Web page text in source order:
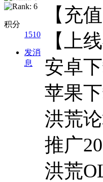
积分
1510
发消
息
【充
【上
安卓
苹果
洪荒
推广
洪荒